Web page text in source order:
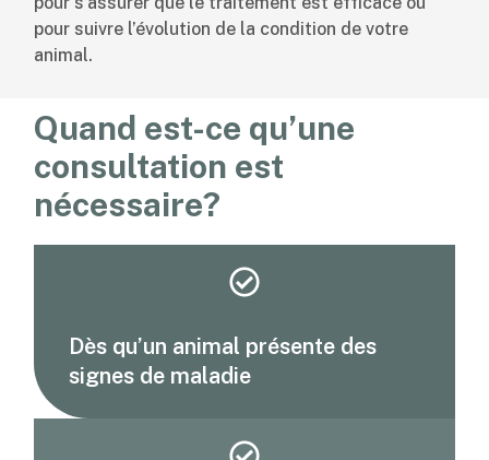
pour suivre l’évolution de la condition de votre
animal.
Quand est-ce qu’une
consultation est
nécessaire?
Dès qu’un animal présente des
signes de maladie